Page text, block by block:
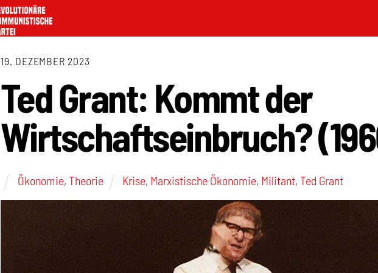
19. DEZEMBER 2023
Ted Grant: Kommt der
Wirtschaftseinbruch?
Ökonomie, Theorie Krise, Marxistische Ökonomie, Militant,Ted Grant